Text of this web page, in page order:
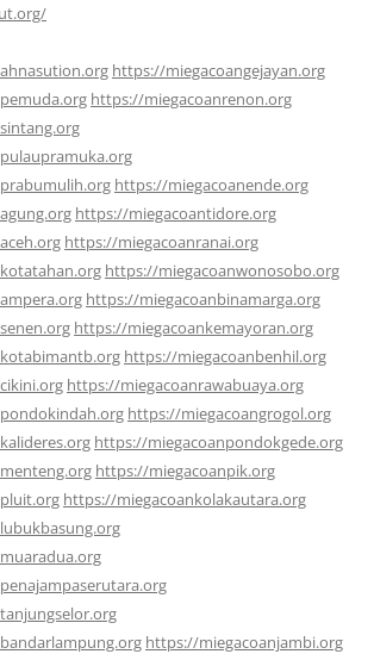
https://miegacoangejayan.org
https://miegacoanrenon.org
https://miegacoanende.org
https://miegacoantidore.org
https://miegacoanranai.org
https://miegacoanwonosobo.org
https://miegacoanbinamarga.org
https://miegacoankemayoran.org
https://miegacoanbenhil.org
https://miegacoanrawabuaya.org
https://miegacoangrogol.org
https://miegacoanpondokgede.org
https://miegacoanpik.org
https://miegacoankolakautara.org
https://miegacoanjambi.org